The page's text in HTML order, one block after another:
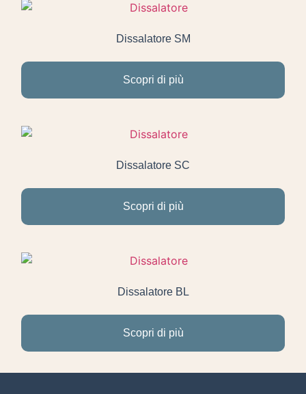
Dissalatore SM
Scopri di più
Dissalatore SC
Scopri di più
Dissalatore BL
Scopri di più